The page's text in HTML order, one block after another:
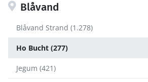
Blåvand
Blåvand Strand (1.278)
Ho Bucht (277)
Jegum (421)